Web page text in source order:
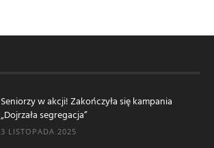
Seniorzy w akcji! Zakończyła się kampania
„Dojrzała segregacja”
3 LISTOPADA 2025